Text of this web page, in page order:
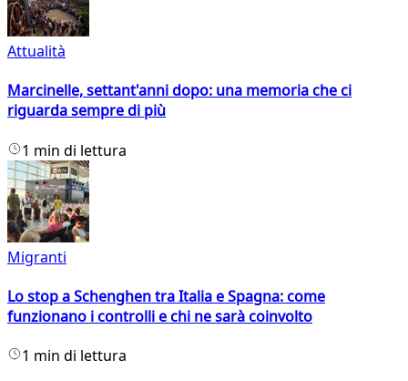
Attualità
Marcinelle, settant'anni dopo: una memoria che ci
riguarda sempre di più
1 min di lettura
Migranti
Lo stop a Schenghen tra Italia e Spagna: come
funzionano i controlli e chi ne sarà coinvolto
1 min di lettura